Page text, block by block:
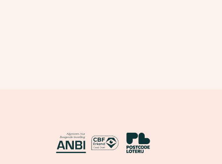
ANBI CBF Erkend Goed Doel
Nationale Postcode Loterij